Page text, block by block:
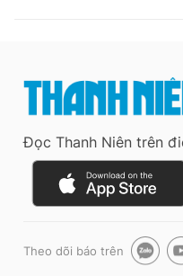
Đọc Thanh Niên trên
Theo dõi báo trên